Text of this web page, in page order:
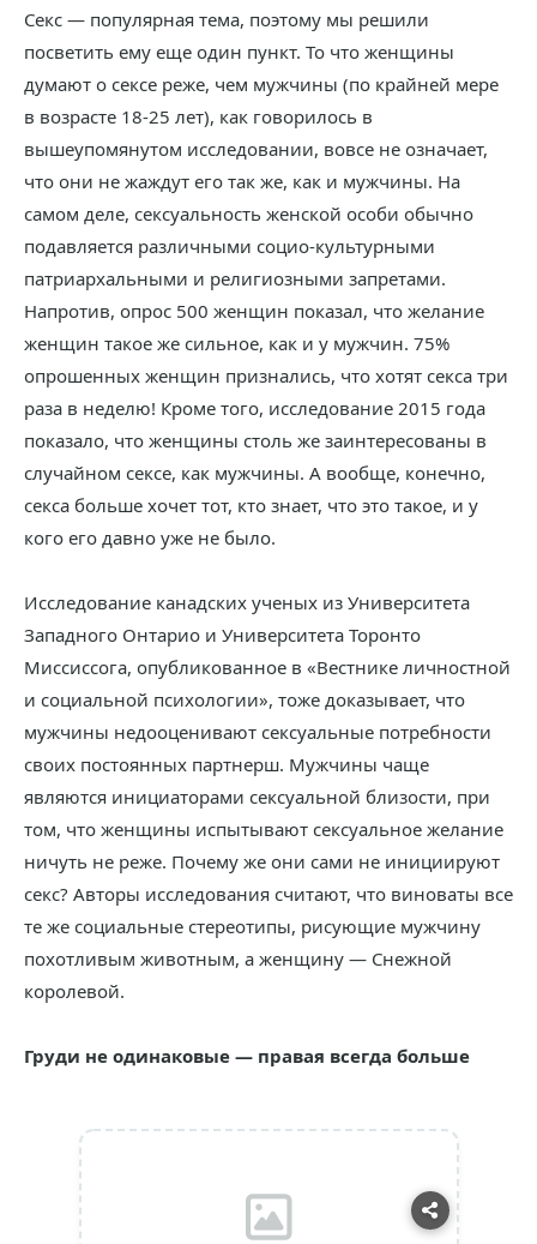
Секс — популярная тема, поэтому мы решили
посветить ему еще один пункт. То что женщины
думают о сексе реже, чем мужчины (по крайней мере
в возрасте 18-25 лет), как говорилось в
вышеупомянутом исследовании, вовсе не означает,
что они не жаждут его так же, как и мужчины. На
самом деле, сексуальность женской особи обычно
подавляется различными социо-культурными
патриархальными и религиозными запретами.
Напротив, опрос 500 женщин показал, что желание
женщин такое же сильное, как и у мужчин. 75%
опрошенных женщин признались, что хотят секса три
раза в неделю! Кроме того, исследование 2015 года
показало, что женщины столь же заинтересованы в
случайном сексе, как мужчины. А вообще, конечно,
секса больше хочет тот, кто знает, что это такое, и у
кого его давно уже не было.
Исследование канадских ученых из Университета
Западного Онтарио и Университета Торонто
Миссиссога, опубликованное в «Вестнике личностной
и социальной психологии», тоже доказывает, что
мужчины недооценивают сексуальные потребности
своих постоянных партнерш. Мужчины чаще
являются инициаторами сексуальной близости, при
том, что женщины испытывают сексуальное желание
ничуть не реже. Почему же они сами не инициируют
секс? Авторы исследования считают, что виноваты все
те же социальные стереотипы, рисующие мужчину
похотливым животным, а женщину — Снежной
королевой.
Груди не одинаковые — правая всегда больше